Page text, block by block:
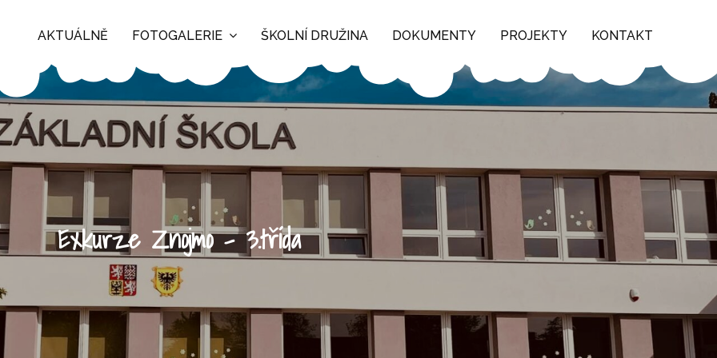
AKTUÁLNĚ FOTOGALERIE ŠKOLNÍ DRUŽINA DOKUMENTY PROJEKTY KONTAKT
Exkurze Znojmo – 3.třída